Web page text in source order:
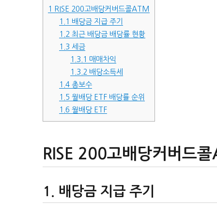
1
RISE 200고배당커버드콜ATM
1.1 배당금 지급 주기
1.2 최근 배당금 배당률 현황
1.3 세금
1.3.1 매매차익
1.3.2 배당소득세
1.4총보수
1.5 월배당 ETF 배당률 순위
1.6 월배당 ETF
RISE 200고배당커버드
배당금 지급 주기